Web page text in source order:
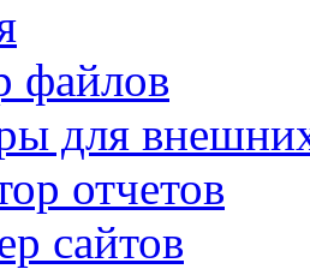
файлов
для
отчетов
сайтов